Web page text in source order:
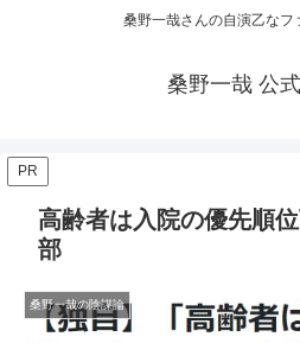
桑野一哉さんの自演乙なフ
桑野一哉 公
PR
高齢者は入院の優先順
部
桑野一哉の陰謀論